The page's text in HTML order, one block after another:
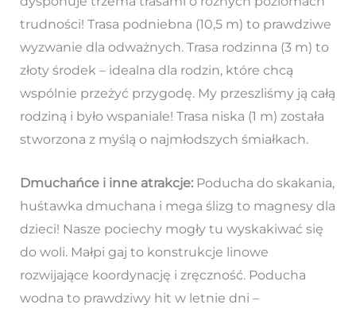
trudności! Trasa podniebna (10,5 m) to prawdziwe
wyzwanie dla odważnych. Trasa rodzinna (3 m) to
złoty środek – idealna dla rodzin, które chcą
wspólnie przeżyć przygodę. My przeszliśmy ją całą
rodziną i było wspaniale! Trasa niska (1 m) została
stworzona z myślą o najmłodszych śmiałkach.
Dmuchańce i inne atrakcje:Poducha do skakania,
huśtawka dmuchana i mega ślizg to magnesy dla
dzieci! Nasze pociechy mogły tu wyskakiwać się
do woli. Małpi gaj to konstrukcje linowe
rozwijające koordynację i zręczność. Poducha
wodna to prawdziwy hit w letnie dni –